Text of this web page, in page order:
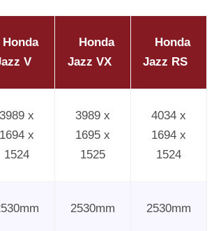
Honda
V
Honda
Jazz VX
Honda
Jazz RS
3989 x
1694 x
1524
3989 x
1695 x
1525
4034 x
1694 x
1524
2530mm 2530mm